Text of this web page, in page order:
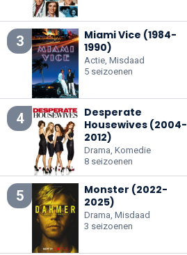
3
Miami Vice (1984-
1990)
Actie, Misdaad
5 seizoenen
4
Desperate
Housewives (2004-
2012)
Drama, Komedie
8 seizoenen
5
Monster (2022-
2025)
Drama, Misdaad
3 seizoenen